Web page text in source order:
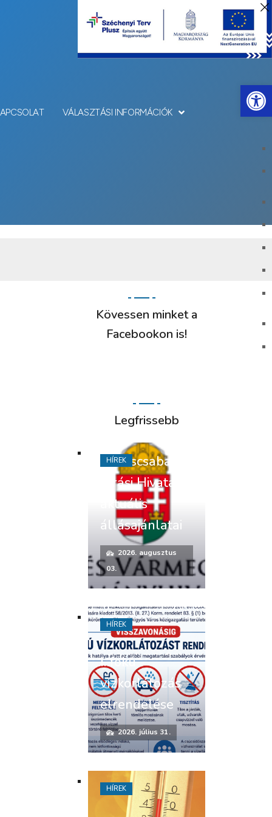
VÁLASZTÁSI INFORMÁCIÓK
Kövessen minket a
Facebookon is!
Legfrissebb
Békéscsabai
Járási Hivatal
aktuális
állásajánlatai
2026. augusztus
03.
HÍREK
I. fokú
vízkorlátozás
elrendelése
2026. július 31.
HÍREK
HÍREK